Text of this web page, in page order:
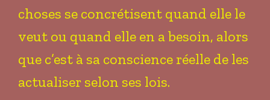
choses se concrétisent quand elle le
veut ou quand elle en a besoin, alors
que c’est à sa conscience réelle de les
actualiser selon ses lois.